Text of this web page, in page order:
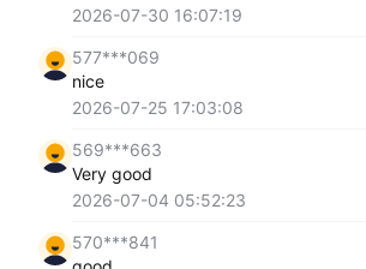
2026-07-30 16:07:19
577***069
nice
2026-07-25 17:03:08
569***663
Very good
2026-07-04 05:52:23
570***841